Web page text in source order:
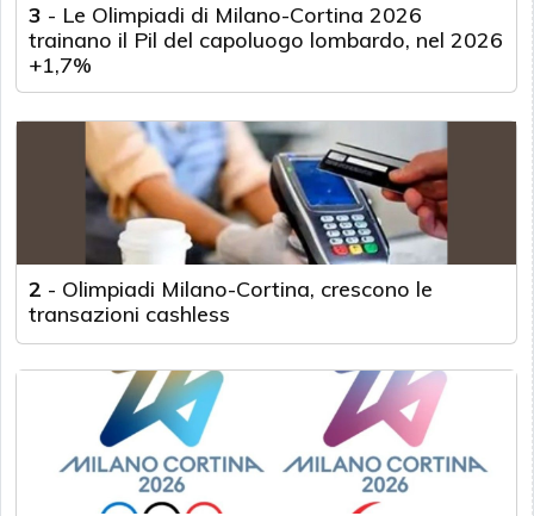
3 - Le Olimpiadi di Milano-Cortina 2026
trainano il Pil del capoluogo lombardo, nel 2026
+1,7%
2 - Olimpiadi Milano-Cortina, crescono le
transazioni cashless